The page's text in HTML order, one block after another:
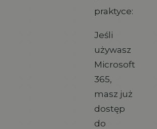
praktyce:
Jeśli
używasz
Microsoft
365,
masz już
dostęp
do